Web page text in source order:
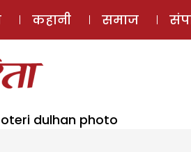
कहानी समाज
dulhan photo